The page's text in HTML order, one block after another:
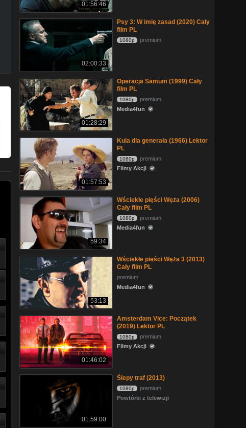
01:56:46
02:00:33
Psy 3: W imię zasad (2020) Cały
film PL
1080p premium
01:28:29
Operacja Samum (1999) Cały
film PL
1080p
premium
Media4fun
01:57:53
Kula dla generała (1966) Lektor
PL
1080p
premium
Filmy Akcji
59:34
Wściekłe pięści Węża (2006)
Cały film PL
1080p
premium
Media4fun
53:13
Wściekłe pięści Węża 3 (2013)
Cały film PL
premium
Media4fun
01:46:02
Amsterdam Vice: Początek
(2019) Lektor PL
1080p
premium
Filmy Akcji
01:59:00
Ślepy traf (2013)
1080p
premium
Powtórki z telewizji